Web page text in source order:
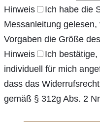
Hinweis
Ich habe die
Messanleitung
Vorgaben die Größe
Hinweis
Ich
individuell für mich
dass das
gemäß § 312g Abs. 2